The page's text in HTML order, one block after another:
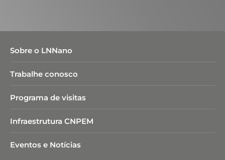
Sobre o LNNano
Trabalhe conosco
Programa de visitas
Infraestrutura CNPEM
Eventos e Notícias